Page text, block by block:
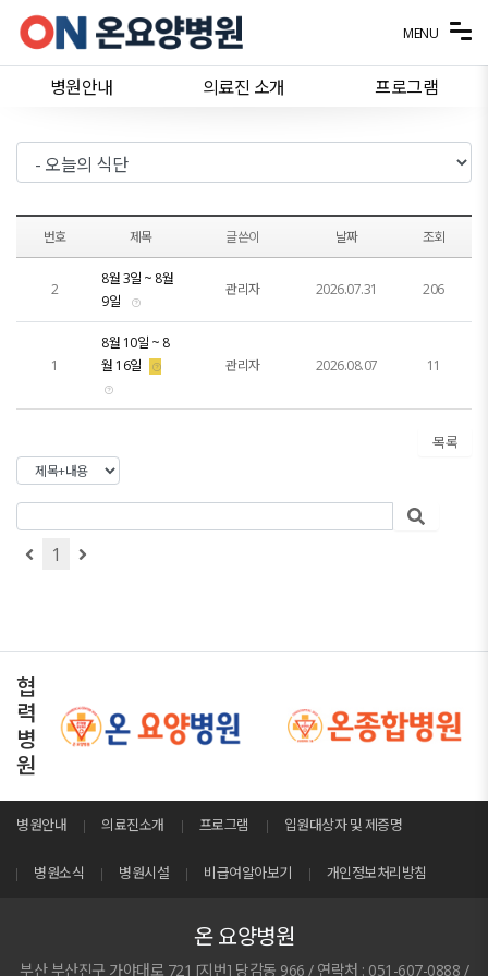
메뉴 건너뛰기
병원안내 의료진 소개 프로그램
MENU
번호 제목 글쓴이 날짜 조회
2
8월 3일 ~ 8월
9일
관리자 2026.07.31 206
1
8월 10일 ~ 8
월 16일
관리자 2026.08.07 11
목록
1
협
력
병
원
병원안내 의료진소개 프로그램 입원대상자 및 제증명
병원소식 병원시설 비급여알아보기 개인정보처리방침
온 요양병원
부산 부산진구 가야대로 721 [지번] 당감동 966 / 연락처 : 051-607-0888 /